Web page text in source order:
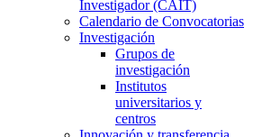
Investigador (CAIT)
Calendario de Convocatorias
Investigación
Grupos de
investigación
Institutos
universitarios y
centros